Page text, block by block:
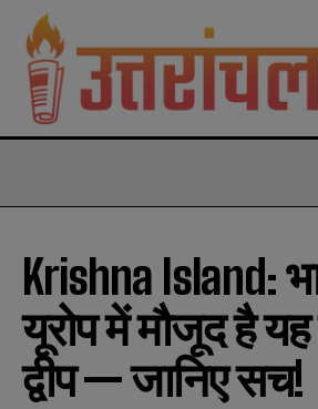
Krishna Island:
यूरोप में मौजूद है
द्वीप — जानिए सच!